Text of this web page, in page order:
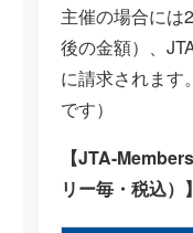
主催の場合には
後の金額）、
に請求されます
です）
【JTA-
リー毎・税込）】